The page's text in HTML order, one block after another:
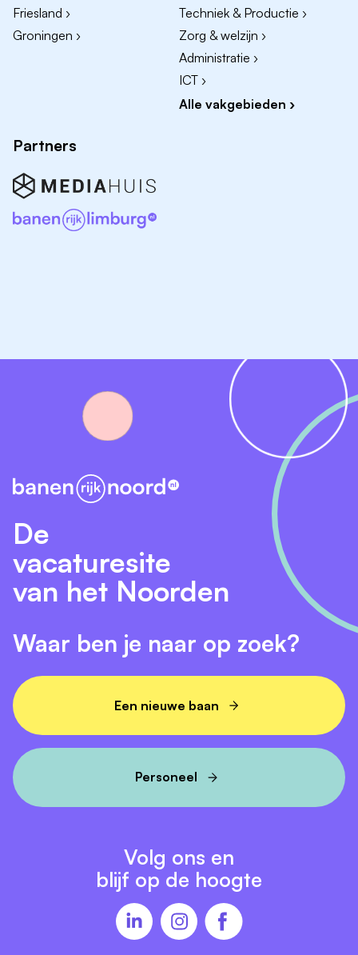
Friesland ›
Groningen ›
Techniek & Productie ›
Zorg & welzijn ›
Administratie ›
ICT ›
Alle vakgebieden ›
Partners
De
vacaturesite
van het Noorden
Waar ben je naar op zoek?
Een nieuwe baan
Personeel
Volg ons en
blijf op de hoogte